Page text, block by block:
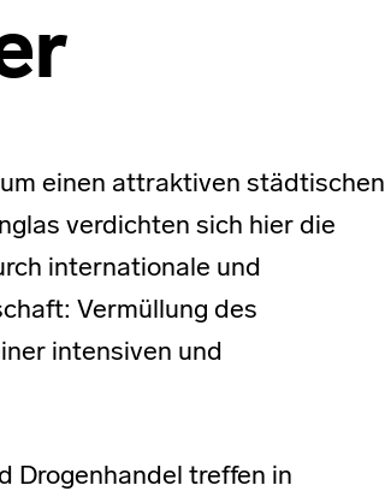
einen attraktiven städtischen
verdichten sich hier die
internationale und
Vermüllung des
intensiven und
Drogenhandel treffen in